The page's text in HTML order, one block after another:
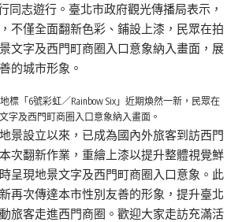
同志遊行。臺北市政府觀光傳播局表示，
不僅全面翻新色彩、鋪設上漆，民眾在拍
文字及西門町商圈入口意象納入畫面，展
的城市形象。
標「6號彩虹／Rainbow Six」近期煥然一新，民眾在
字及西門町商圈入口意象納入畫面。
景設立以來，已成為國內外旅客到訪西門
次翻新作業，重繪上漆以提升整體視覺鮮
呈現地景文字及西門町商圈入口意象。此
再次傳達本市性別友善的形象，提升臺北
旅客走進西門商圈。歡迎大家走訪充滿活